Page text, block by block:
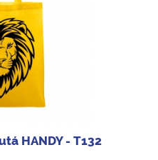
HANDY - T132